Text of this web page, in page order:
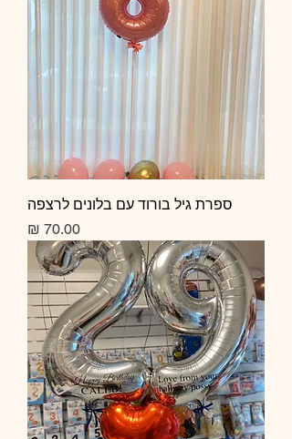
ספרת גיל בורוד עם בלונים לרצפה
מחיר